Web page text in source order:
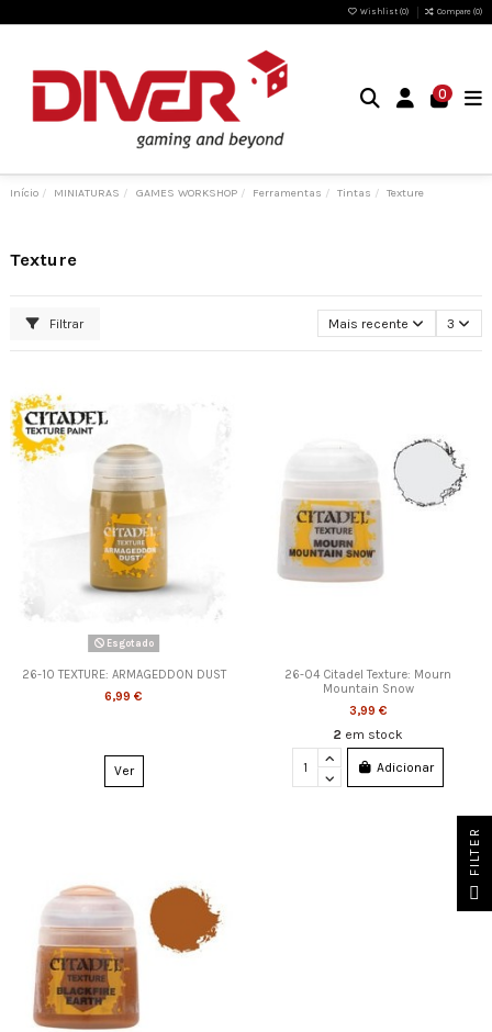
Wishlist (0) Compare (0)
0
Início MINIATURAS GAMES WORKSHOP Ferramentas Tintas Texture
Texture
Filtrar Mais recente 3
Esgotado
26-10 TEXTURE: ARMAGEDDON DUST
6,99 €
Ver
26-04 Citadel Texture: Mourn
Mountain Snow
3,99 €
2 em stock
Adicionar
FILTER